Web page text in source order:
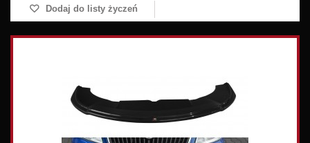
Dodaj do listy życzeń